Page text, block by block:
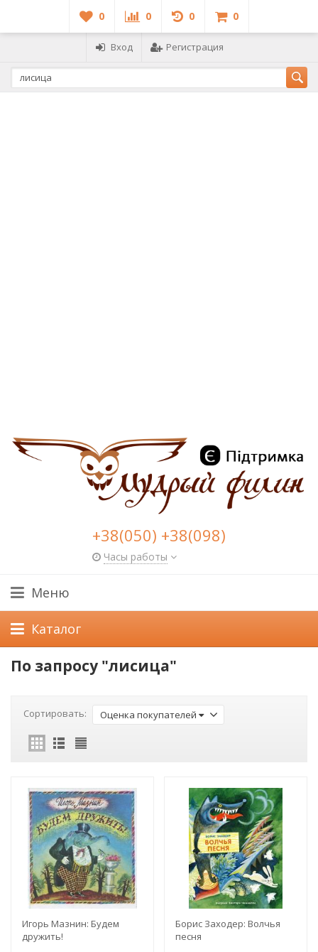
0 0 0 0
Вход Регистрация
+38(050) +38(098)
Часы работы
Меню
Каталог
По запросу "лисица"
Сортировать: Оценка покупателей
Игорь Мазнин: Будем
дружить!
Борис Заходер: Волчья
песня